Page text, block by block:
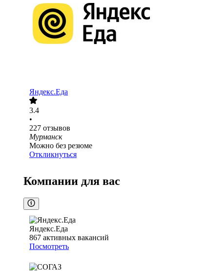
Яндекс.Еда
3.4
•
227 отзывов
Мурманск
Можно без резюме
Откликнуться
Компании для вас
Яндекс.Еда
867 активных вакансий
Посмотреть